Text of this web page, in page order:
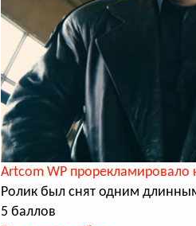
Artcom WP прорекламировало
Ролик был снят одним
5 баллов